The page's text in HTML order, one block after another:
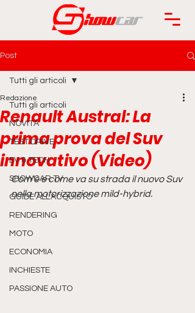
Post
Tutti gli articoli
NOVITÀ
TEST DRIVE
EV & TECH
SHOWCAR TV
GUIDE ALL'ACQUISTO
RENDERING
MOTO
ECONOMIA
INCHIESTE
PASSIONE AUTO
Tutti gli articoli
Renault Austral: La
prima prova del Suv
innovativo (Video)
Redazione
Com'è e come va su strada il nuovo Suv
nella motorizzazione mild-hybrid.